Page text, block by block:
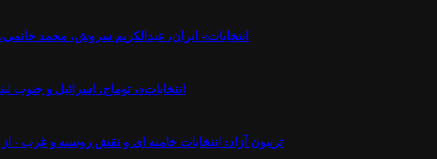
«انتخابات» ایران، عبدالکریم سروش، محمد
«انتخابات»، توماج، اسرائیل و جنوب
تریبون آزاد: انتخابات خامنه ای و نقش روسیه و غرب - از